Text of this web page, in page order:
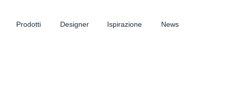
Prodotti Designer Ispirazione News